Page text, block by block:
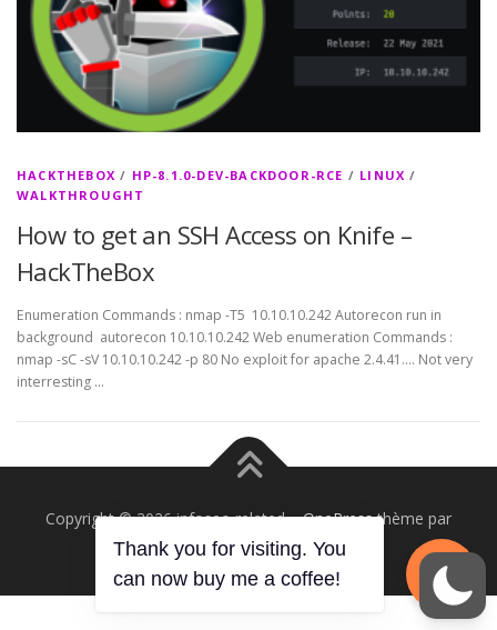
HACKTHEBOX / HP-8.1.0-DEV-BACKDOOR-RCE / LINUX /
WALKTHROUGHT
How to get an SSH Access on Knife –
HackTheBox
Enumeration Commands : nmap -T5 10.10.10.242 Autorecon run in
background autorecon 10.10.10.242 Web enumeration Commands :
nmap -sC -sV 10.10.10.242 -p 80 No exploit for apache 2.4.41…. Not very
interresting …
Copyright © 2026 infosec_related–OnePressthème par
FameThemes. Traduit par Wp Trads.
Thank you for visiting. You
can now buy me a coffee!